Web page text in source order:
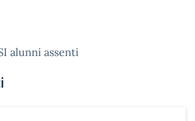
alunni assenti